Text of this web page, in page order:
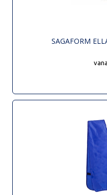
SAGAFORM